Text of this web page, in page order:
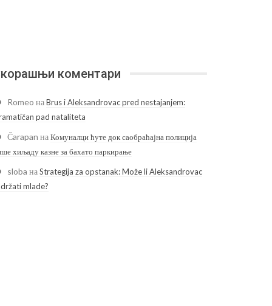
коментари
Romeo наBrus i Aleksandrovac pred nestajanjem:
pad nataliteta
Čarapan наКомуналци ћуте док саобраћајна полиција
хиљаду казне за бахато паркирање
sloba наStrategija za opstanak: Može li Aleksandrovac
mlade?